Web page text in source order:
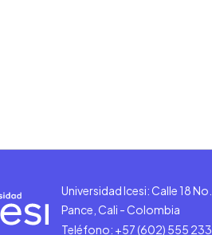
Universidad Icesi: Calle 18
Pance, Cali - Colombia
Teléfono: +57 (602) 555